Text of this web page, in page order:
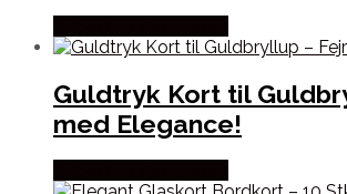
Guldtryk Kort til
med Elegance!